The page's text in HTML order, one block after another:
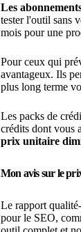
Les
tester l'outil sans
mois pour une
Pour ceux qui
avantageux. Ils
plus long terme
Les packs de
crédits dont vous
prix unitaire
Mon avis sur le
Le rapport
pour le SEO,